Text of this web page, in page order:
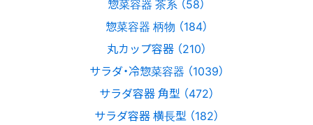
惣菜容器 茶系 （58）
惣菜容器 柄物 （184）
丸カップ容器 （210）
サラダ・冷惣菜容器 （1039）
サラダ容器 角型 （472）
サラダ容器 横長型 （182）